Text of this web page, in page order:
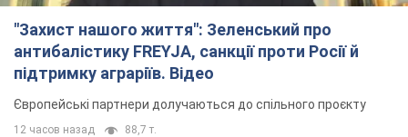
"Захист нашого життя": Зеленський про
антибалістику FREYJA, санкції проти Росії й
підтримку аграріїв. Відео
Європейські партнери долучаються до спільного проєкту
12 часов назад 88,7 т.